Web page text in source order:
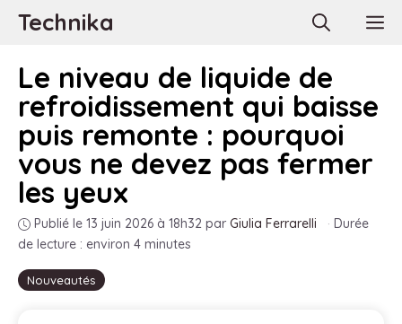
AllerTechnika
Nouveautés
Le niveau de liquide de
refroidissement qui baisse
puis remonte : pourquoi
vous ne devez pas fermer
les yeux
Publié le 13 juin 2026 à 18h32 par Giulia Ferrarelli · Durée
de lecture : environ 4 minutes